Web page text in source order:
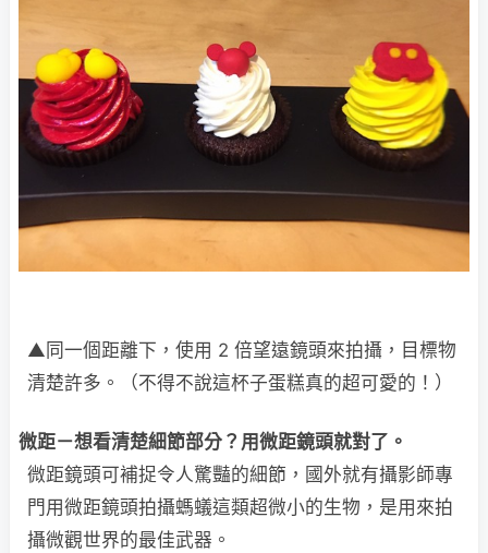
▲同一個距離下，使用 2 倍望遠鏡頭來拍攝，目標物
清楚許多。（不得不說這杯子蛋糕真的超可愛的！）
微距－想看清楚細節部分？用微距鏡頭就對了。
微距鏡頭可補捉令人驚豔的細節，國外就有攝影師專
門用微距鏡頭拍攝螞蟻這類超微小的生物，是用來拍
攝微觀世界的最佳武器。